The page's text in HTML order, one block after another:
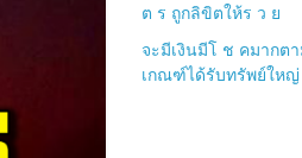
ต ร ถูกลิขิตให้ร ว ย
จะมีเงินมีโ ช คมากต
เกณฑ์ได้รับทรัพย์ใหญ่